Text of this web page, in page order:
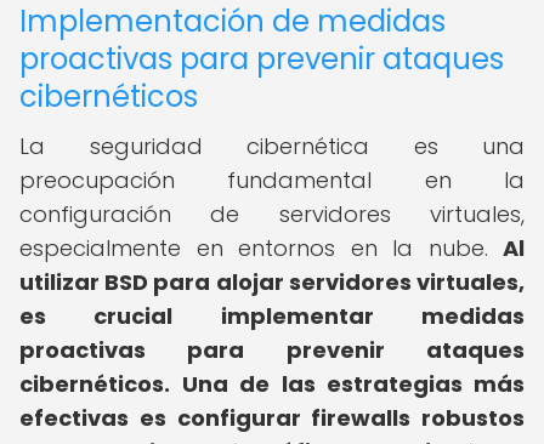
Implementación de medidas
proactivas para prevenir ataques
cibernéticos
La seguridad cibernética es una
preocupación fundamental en la
configuración de servidores virtuales,
especialmente en entornos en la nube. Al
utilizar BSD para alojar servidores virtuales,
es crucial implementar medidas
proactivas para prevenir ataques
cibernéticos. Una de las estrategias más
efectivas es configurar firewalls robustos